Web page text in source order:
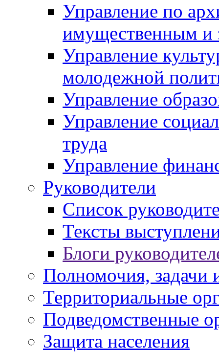
Управление по
имущественным и
Управление
молодежной
Управление
Управление
труда
Управление
Руководители
Список
Тексты
Блоги
Полномочия, задачи
Территориальные
Подведомственные
Защита населения